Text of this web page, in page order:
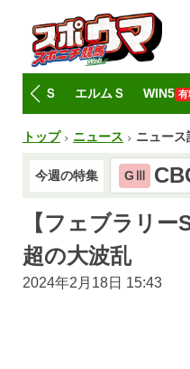
レパードＳ エルムＳ WIN5 有
トップ ニュース ニュース
今週の特集 GⅢ
【フェブラリ
超の大波乱
2024年2月18日 15:43